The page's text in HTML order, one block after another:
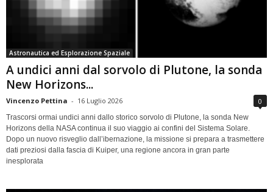
Astronautica ed Esplorazione Spaziale
A undici anni dal sorvolo di Plutone, la sonda
New Horizons...
Vincenzo Pettina - 16 Luglio 2026 0
Trascorsi ormai undici anni dallo storico sorvolo di Plutone, la sonda New
Horizons della NASA continua il suo viaggio ai confini del Sistema Solare.
Dopo un nuovo risveglio dall’ibernazione, la missione si prepara a trasmettere
dati preziosi dalla fascia di Kuiper, una regione ancora in gran parte
inesplorata